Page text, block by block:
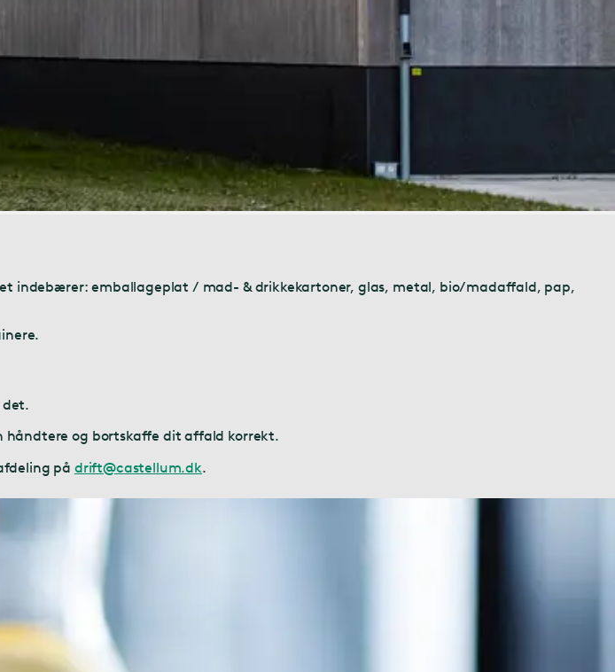
indebærer: emballageplat / mad- & drikkekartoner, glas, metal, bio/madaffald, pap,
det.
håndtere og bortskaffe dit affald korrekt.
på drift@castellum.dk.